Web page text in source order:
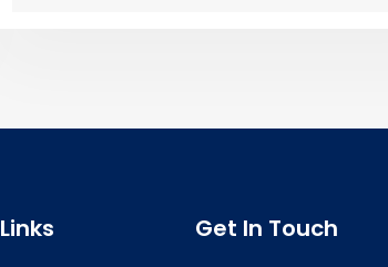
Links Get In Touch